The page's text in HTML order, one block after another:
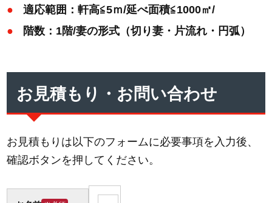
適応範囲：軒高≦5ｍ/延べ面積≦1000㎡/
階数：1階/妻の形式（切り妻・片流れ・円弧）
お見積もり・お問い合わせ
お見積もりは以下のフォームに必要事項を入力後、
確認ボタンを押してください。